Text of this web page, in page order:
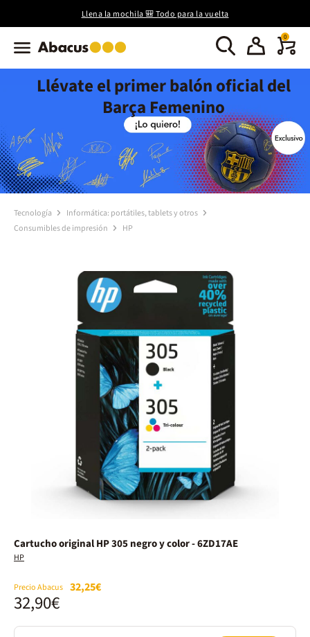
Llena la mochila 🎒 Todo para la vuelta
0
Llévate el primer balón oficial del
Barça Femenino
Tecnología
Informática: portátiles, tablets y otros
Consumibles de impresión
HP
Cartucho original HP 305 negro y color - 6ZD17AE
HP
Precio Abacus 32,25€
32,90€